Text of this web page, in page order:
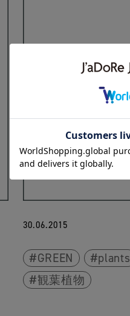
30.06.2015
GREEN plants
観葉植物